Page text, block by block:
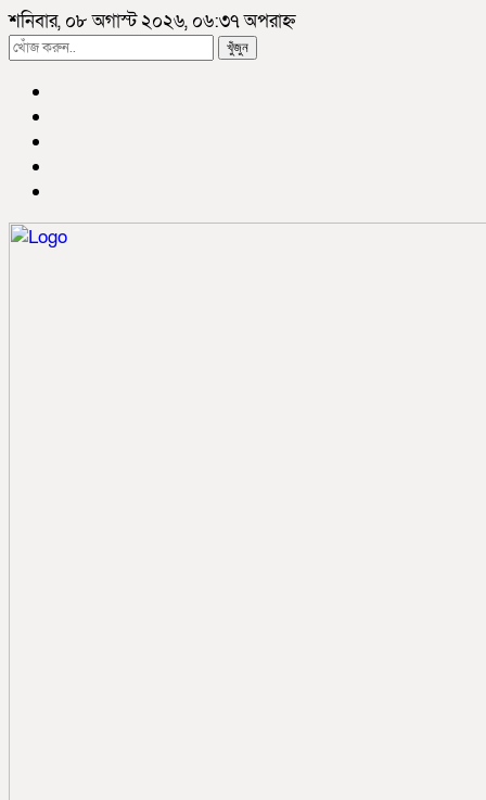
শনিবার, ০৮ অগাস্ট ২০২৬, ০৬:৩৭ অপরাহ্ন
খুঁজুন